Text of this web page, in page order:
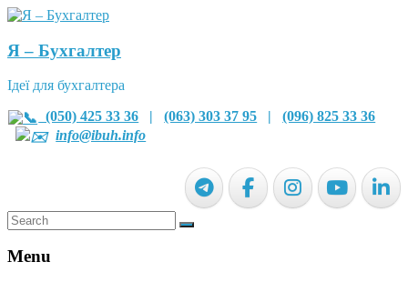
Я – Бухгалтер
Ідеї для бухгалтера
(050) 425 33 36 |(063) 303 37 95 |(096) 825 33 36
info@ibuh.info
Menu